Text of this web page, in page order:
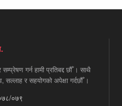
गर्न हामी प्रतिबद्द छौँ । साथै
र सहयोगको अपेक्षा गर्दछौँ ।
०७९